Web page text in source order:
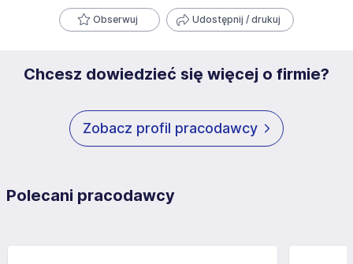
Obserwuj Udostępnij / drukuj
Chcesz dowiedzieć się więcej o firmie?
Zobacz profil pracodawcy
Polecani pracodawcy